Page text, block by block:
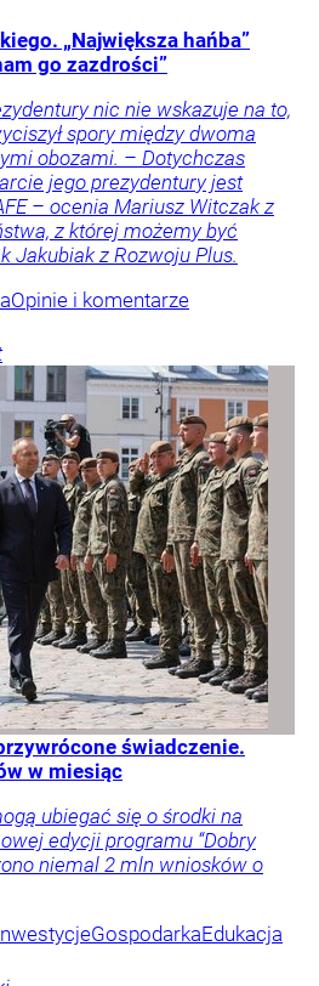
„Największa hańba”
go zazdrości”
nic nie wskazuje na to,
spory między dwoma
obozami. – Dotychczas
jego prezydentury jest
– ocenia Mariusz Witczak z
z której możemy być
Jakubiak z Rozwoju Plus.
Opinie i komentarze
świadczenie.
w miesiąc
ubiegać się o środki na
edycji programu “Dobry
niemal 2 mln wniosków o
GospodarkaEdukacja